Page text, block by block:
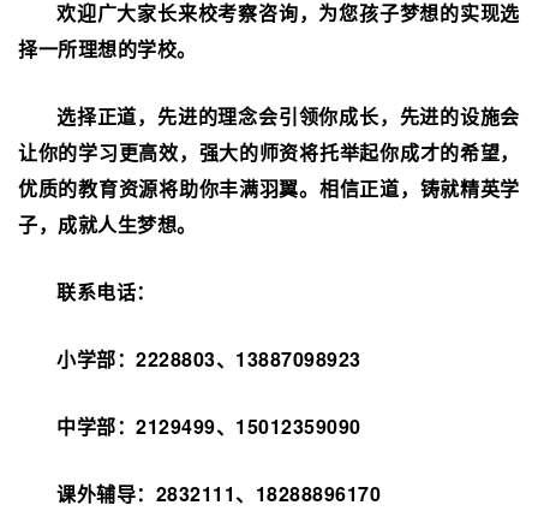
欢迎广大家长来校考察咨询，为您孩子梦想的实现选
择一所理想的学校。
选择正道，先进的理念会引领你成长，先进的设施会
让你的学习更高效，强大的师资将托举起你成才的希望，
优质的教育资源将助你丰满羽翼。相信正道，铸就精英学
子，成就人生梦想。
联系电话：
小学部： 2228803、13887098923
中学部：2129499、15012359090
课外辅导：2832111、18288896170